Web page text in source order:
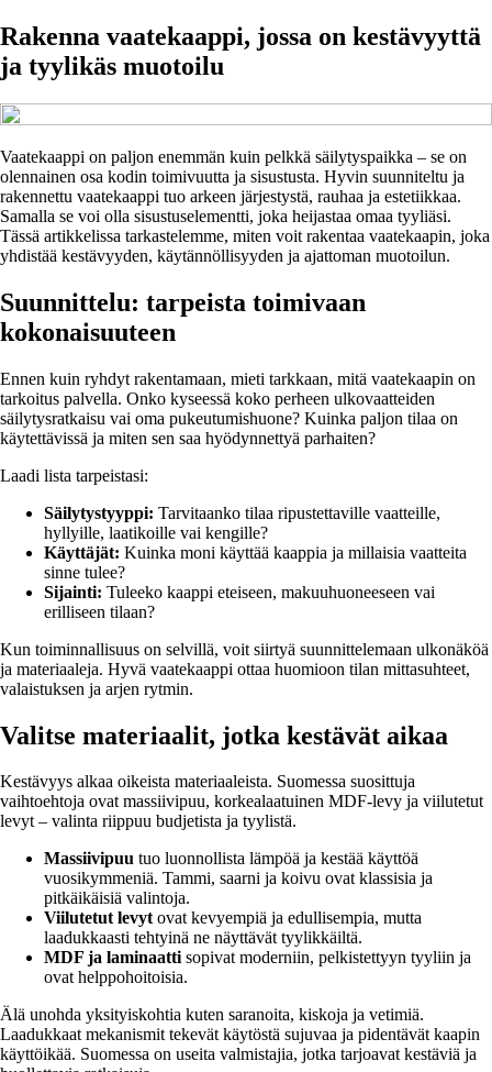
Rakenna vaatekaappi, jossa on kestävyyttä
ja tyylikäs muotoilu
Vaatekaappi on paljon enemmän kuin pelkkä säilytyspaikka – se on
olennainen osa kodin toimivuutta ja sisustusta. Hyvin suunniteltu ja
rakennettu vaatekaappi tuo arkeen järjestystä, rauhaa ja estetiikkaa.
Samalla se voi olla sisustuselementti, joka heijastaa omaa tyyliäsi.
Tässä artikkelissa tarkastelemme, miten voit rakentaa vaatekaapin, joka
yhdistää kestävyyden, käytännöllisyyden ja ajattoman muotoilun.
Suunnittelu: tarpeista toimivaan
kokonaisuuteen
Ennen kuin ryhdyt rakentamaan, mieti tarkkaan, mitä vaatekaapin on
tarkoitus palvella. Onko kyseessä koko perheen ulkovaatteiden
säilytysratkaisu vai oma pukeutumishuone? Kuinka paljon tilaa on
käytettävissä ja miten sen saa hyödynnettyä parhaiten?
Laadi lista tarpeistasi:
Säilytystyyppi: Tarvitaanko tilaa ripustettaville vaatteille,
hyllyille, laatikoille vai kengille?
Käyttäjät: Kuinka moni käyttää kaappia ja millaisia vaatteita
sinne tulee?
Sijainti: Tuleeko kaappi eteiseen, makuuhuoneeseen vai
erilliseen tilaan?
Kun toiminnallisuus on selvillä, voit siirtyä suunnittelemaan ulkonäköä
ja materiaaleja. Hyvä vaatekaappi ottaa huomioon tilan mittasuhteet,
valaistuksen ja arjen rytmin.
Valitse materiaalit, jotka kestävät aikaa
Kestävyys alkaa oikeista materiaaleista. Suomessa suosittuja
vaihtoehtoja ovat massiivipuu, korkealaatuinen MDF-levy ja viilutetut
levyt – valinta riippuu budjetista ja tyylistä.
Massiivipuu tuo luonnollista lämpöä ja kestää käyttöä
vuosikymmeniä. Tammi, saarni ja koivu ovat klassisia ja
pitkäikäisiä valintoja.
Viilutetut levytovat kevyempiä ja edullisempia, mutta
laadukkaasti tehtyinä ne näyttävät tyylikkäiltä.
MDF ja laminaattisopivat moderniin, pelkistettyyn tyyliin ja
ovat helppohoitoisia.
Älä unohda yksityiskohtia kuten saranoita, kiskoja ja vetimiä.
Laadukkaat mekanismit tekevät käytöstä sujuvaa ja pidentävät kaapin
käyttöikää. Suomessa on useita valmistajia, jotka tarjoavat kestäviä ja